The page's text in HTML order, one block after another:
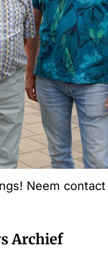
Neem contact
Archief